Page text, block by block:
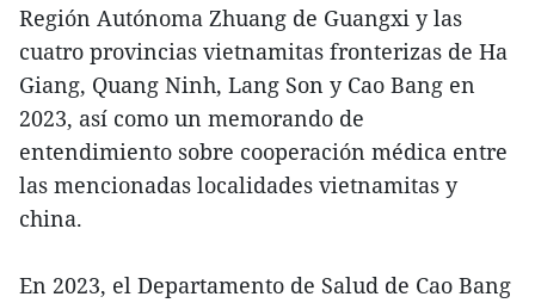
Región Autónoma Zhuang de Guangxi y las
cuatro provincias vietnamitas fronterizas de Ha
Giang, Quang Ninh, Lang Son y Cao Bang en
2023, así como un memorando de
entendimiento sobre cooperación médica entre
las mencionadas localidades vietnamitas y
china.
En 2023, el Departamento de Salud de Cao Bang